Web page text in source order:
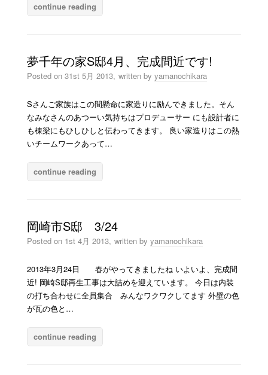
continue reading
夢千年の家S邸4月、完成間近です!
Posted on31st 5月 2013, written by yamanochikara
Sさんご家族はこの間懸命に家造りに励んできました。そん
なみなさんのあつーい気持ちはプロデューサー にも設計者に
も棟梁にもひしひしと伝わってきます。 良い家造りはこの熱
いチームワークあって…
continue reading
岡崎市S邸 3/24
Posted on1st 4月 2013, written by yamanochikara
2013年3月24日 春がやってきましたね いよいよ、完成間
近! 岡崎S邸再生工事は大詰めを迎えています。 今日は内装
の打ち合わせに全員集合 みんなワクワクしてます 外壁の色
が瓦の色と…
continue reading